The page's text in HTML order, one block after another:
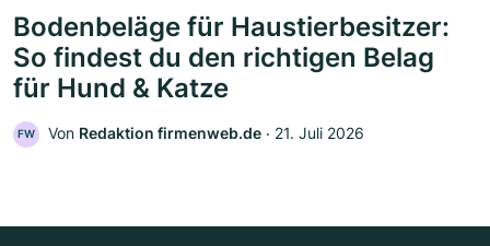
Bodenbeläge für Haustierbesitzer:
So findest du den richtigen Belag
für Hund & Katze
FW Von Redaktion firmenweb.de ‧ 21. Juli 2026